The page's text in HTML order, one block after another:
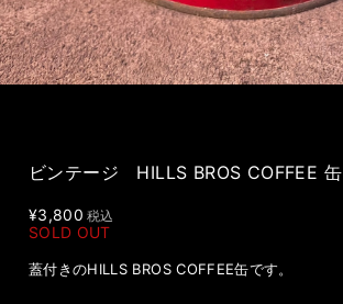
ビンテージ HILLS BROS COFFEE 缶
¥3,800 税込
SOLD OUT
蓋付きのHILLS BROS COFFEE缶です。